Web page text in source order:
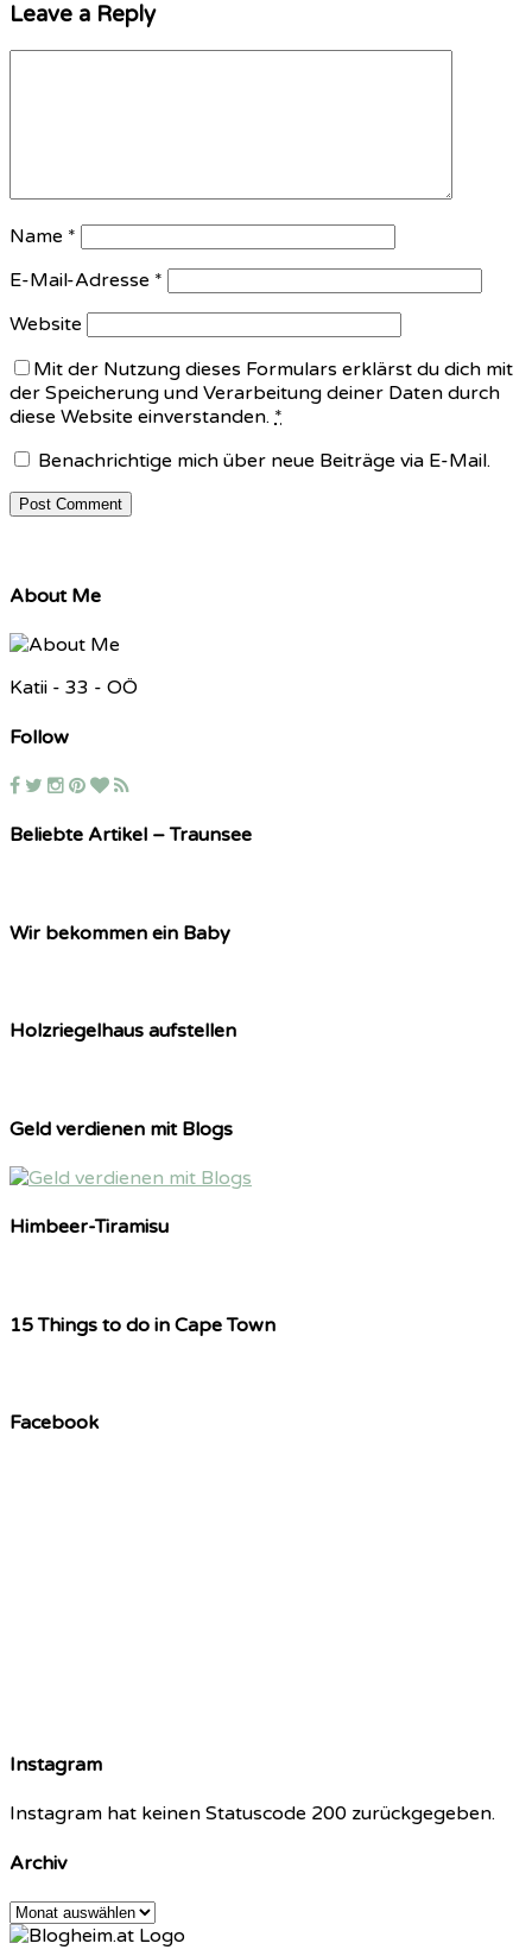
Leave a Reply
Name *
E-Mail-Adresse *
Website
Mit der Nutzung dieses Formulars erklärst du dich mit
der Speicherung und Verarbeitung deiner Daten durch
diese Website einverstanden. *
Benachrichtige mich über neue Beiträge via E-Mail.
About Me
Katii - 33 - OÖ
Follow
Beliebte Artikel – Traunsee
Wir bekommen ein Baby
Holzriegelhaus aufstellen
Geld verdienen mit Blogs
Himbeer-Tiramisu
15 Things to do in Cape Town
Facebook
Instagram
Instagram hat keinen Statuscode 200 zurückgegeben.
Archiv
Archiv